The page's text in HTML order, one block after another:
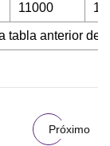
11000
tabla anterior
Próximo